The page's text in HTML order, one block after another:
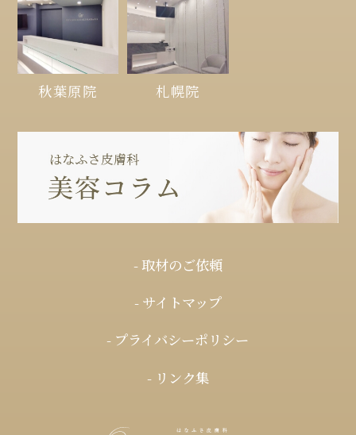
秋葉原院 札幌院
- 取材のご依頼
- サイトマップ
- プライバシーポリシー
- リンク集